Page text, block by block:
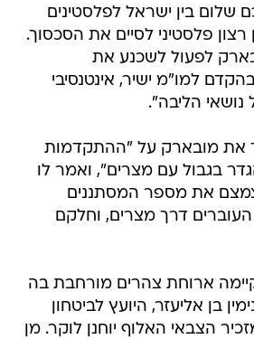
שלום בין ישראל לפלסטינים
פלסטיני לסיים את הסכסוך.
לפעול לשכנע את
למו"מ ישיר, אינטנסיבי
נושאי הליבה".
את מובארק על "ההתקדמות
בגבול עם מצרים", ואמר לו
את מספר המסתננים
דרך מצרים, וחלקם
ארוחת צהרים מורחבת בה
בן אליעזר, היועץ לביטחון
הצבאי האלוף יוחנן לוקר. מן